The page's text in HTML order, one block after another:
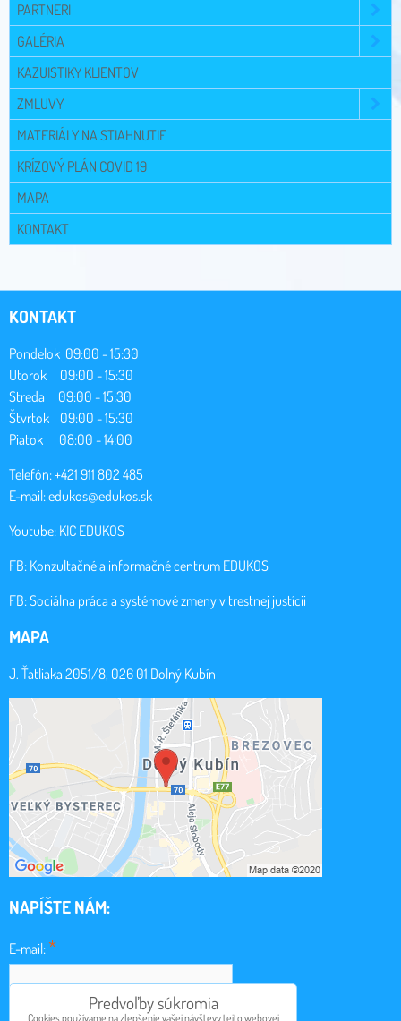
PARTNERI
GALÉRIA
KAZUISTIKY KLIENTOV
ZMLUVY
MATERIÁLY NA STIAHNUTIE
KRÍZOVÝ PLÁN COVID 19
MAPA
KONTAKT
KONTAKT
Pondelok 09:00 - 15:30
Utorok 09:00 - 15:30
Streda 09:00 - 15:30
Štvrtok 09:00 - 15:30
Piatok 08:00 - 14:00
Telefón: +421 911 802 485
E-mail:edukos@edukos.sk
Youtube: KIC EDUKOS
FB: Konzultačné a informačné centrum EDUKOS
FB:Sociálna práca a systémové zmeny v trestnej justícii
MAPA
J. Ťatliaka 2051/8, 026 01 Dolný Kubín
NAPÍŠTE NÁM:
E-mail:*
Predvoľby súkromia
Cookies používame na zlepšenie vašej návštevy tejto webovej